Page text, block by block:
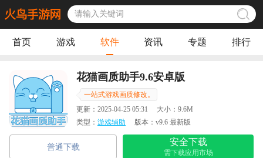
首页 游戏 软件 资讯 专题 排行
花猫画质助手9.6安卓版
一站式游戏画质修改。
更新： 2025-04-25 05:31 大小： 9.6M
类型： 游戏辅助 版本： v9.6 最新版
普通下载
安全下载
需下载应用市场